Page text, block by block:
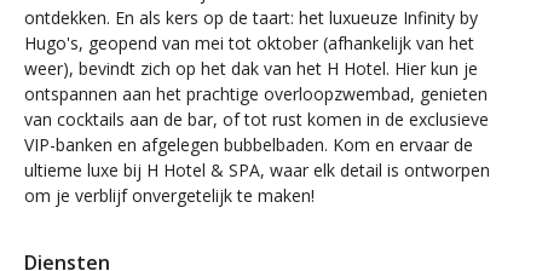
ontdekken. En als kers op de taart: het luxueuze Infinity by
Hugo's, geopend van mei tot oktober (afhankelijk van het
weer), bevindt zich op het dak van het H Hotel. Hier kun je
ontspannen aan het prachtige overloopzwembad, genieten
van cocktails aan de bar, of tot rust komen in de exclusieve
VIP-banken en afgelegen bubbelbaden. Kom en ervaar de
ultieme luxe bij H Hotel & SPA, waar elk detail is ontworpen
om je verblijf onvergetelijk te maken!
Diensten